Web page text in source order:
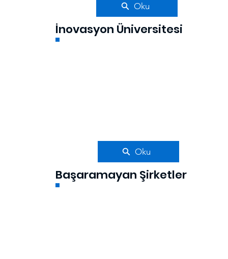
Oku
Başaramayan Şirketler
İnovasyon Üniversitesi
Oku